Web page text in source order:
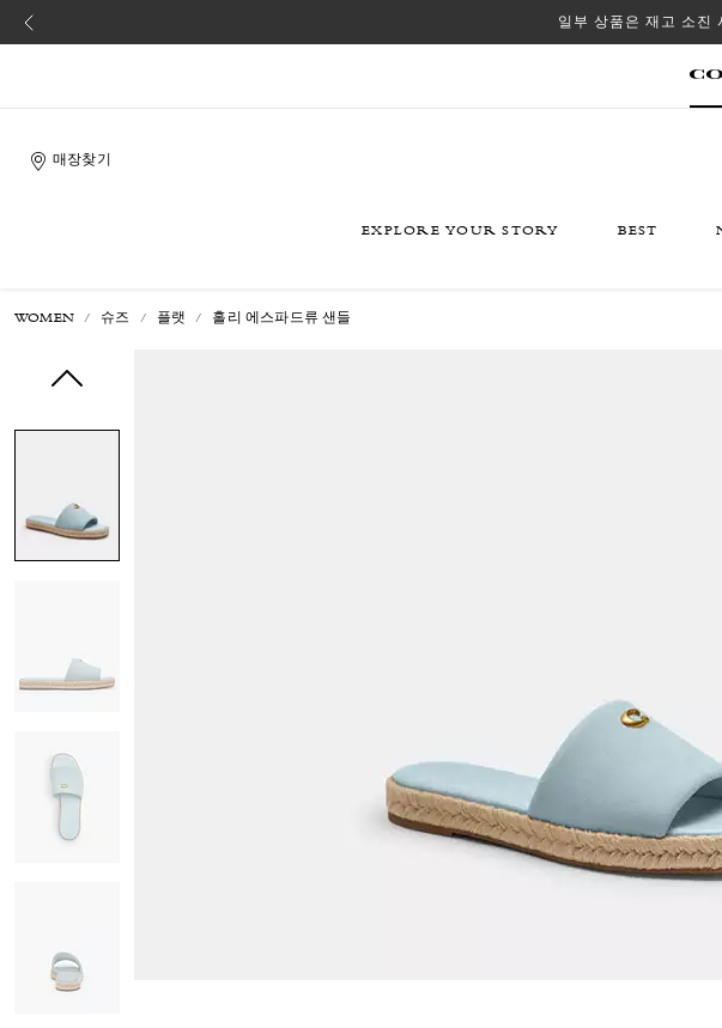
일부 상품은 재고 소진
매장찾기
EXPLORE YOUR STORY BEST
WOMEN 슈즈 플랫 홀리 에스파드류 샌들